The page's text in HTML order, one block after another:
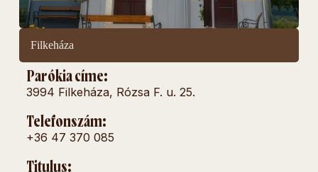
Filkeháza
Parókia címe:
3994 Filkeháza, Rózsa F. u. 25.
Telefonszám:
+36 47 370 085
Titulus: